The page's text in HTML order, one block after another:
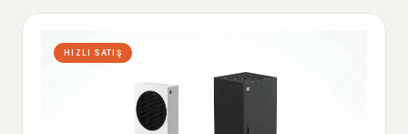
HIZLI SATIŞ